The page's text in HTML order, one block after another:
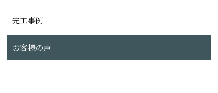
完工事例
お客様の声